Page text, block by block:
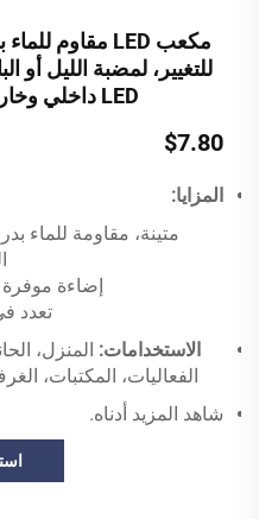
للتغيير، لمضبة الليل أو
LED داخلي وخارجي بتصنيف IP65
$7.80
المزايا:
إضاءة موفرة
تعدد
الاستخدامات:
الفعاليات، المكتبات،
شاهد المزيد أدناه.